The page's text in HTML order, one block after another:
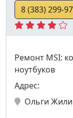
8 (383) 299-
Ремонт MSI:
ноутбуков
Адрес:
Ольги